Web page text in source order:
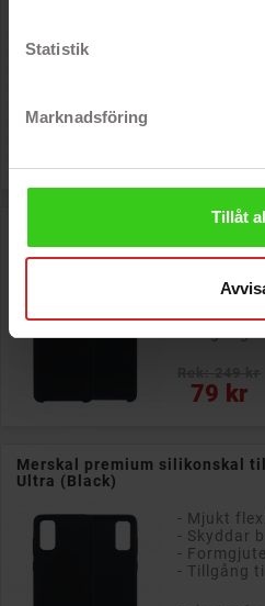
Statistik
Marknadsföring
Tillåt
- Skyddar
Merskal premium silikonskal
Plus (Black)
- Mjukt
- Skyddar
-
79 kr
Pris
Merskal premium silikonskal
Ultra (Black)
- Mjukt
- Skyddar
-
- Tillgång